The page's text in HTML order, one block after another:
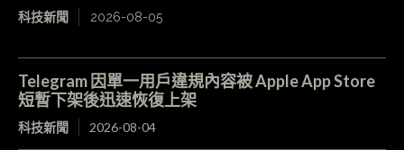
科技新聞 2026-08-05
Telegram 因單一用戶違規內容被 Apple App Store
短暫下架後迅速恢復上架
科技新聞 2026-08-04